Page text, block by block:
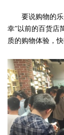
要说购物的乐
幸”以前的百货店
质的购物体验，